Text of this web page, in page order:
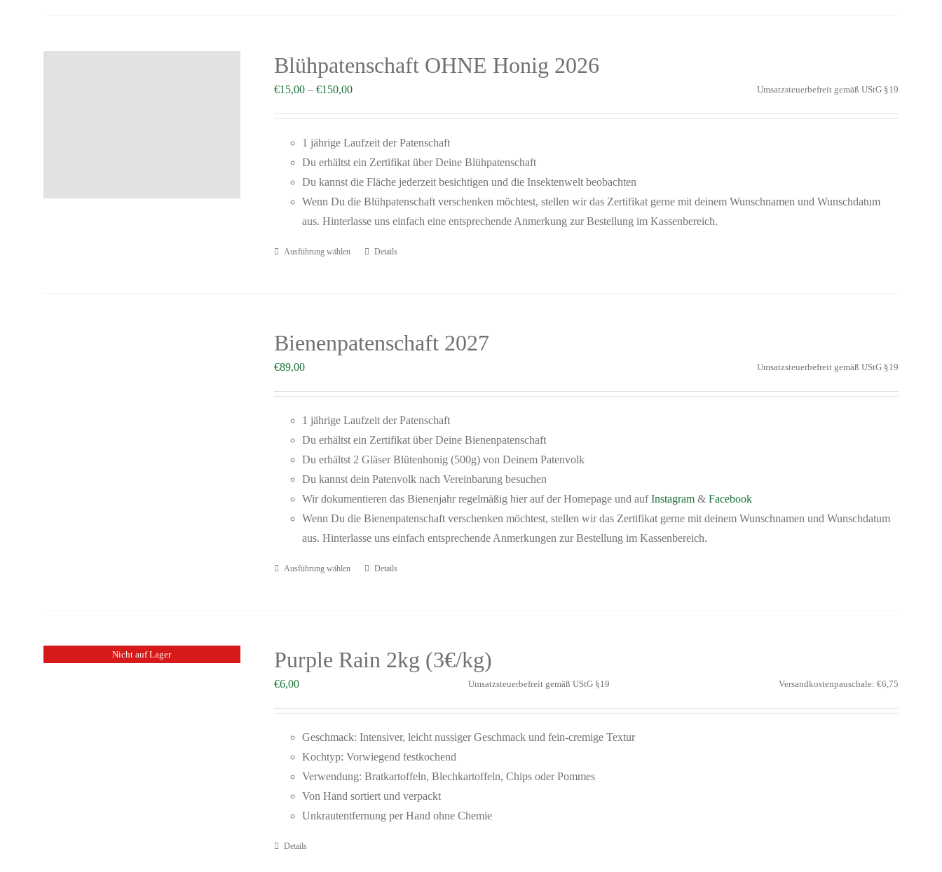
Blühpatenschaft OHNE Honig 2026
€15,00 –€150,00 Umsatzsteuerbefreit gemäß UStG §19
1 jährige Laufzeit der Patenschaft
Du erhältst ein Zertifikat über Deine Blühpatenschaft
Du kannst die Fläche jederzeit besichtigen und die Insektenwelt beobachten
Wenn Du die Blühpatenschaft verschenken möchtest, stellen wir das Zertifikat gerne mit deinem Wunschnamen und Wunschdatum
aus. Hinterlasse uns einfach eine entsprechende Anmerkung zur Bestellung im Kassenbereich.
Ausführung wählen Details
Bienenpatenschaft 2027
€89,00 Umsatzsteuerbefreit gemäß UStG §19
1 jährige Laufzeit der Patenschaft
Du erhältst ein Zertifikat über Deine Bienenpatenschaft
Du erhältst 2 Gläser Blütenhonig (500g) von Deinem Patenvolk
Du kannst dein Patenvolk nach Vereinbarung besuchen
Wir dokumentieren das Bienenjahr regelmäßig hier auf der Homepage und aufInstagram &Facebook
Wenn Du die Bienenpatenschaft verschenken möchtest, stellen wir das Zertifikat gerne mit deinem Wunschnamen und Wunschdatum
aus. Hinterlasse uns einfach entsprechende Anmerkungen zur Bestellung im Kassenbereich.
Ausführung wählen Details
Nicht auf Lager Purple Rain 2kg (3€/kg)
€6,00 Umsatzsteuerbefreit gemäß UStG §19 Versandkostenpauschale: €6,75
Geschmack: Intensiver, leicht nussiger Geschmack und fein-cremige Textur
Kochtyp: Vorwiegend festkochend
Verwendung: Bratkartoffeln, Blechkartoffeln, Chips oder Pommes
Von Hand sortiert und verpackt
Unkrautentfernung per Hand ohne Chemie
Details